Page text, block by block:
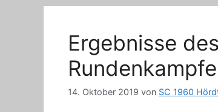
Ergebnisse
14. Oktober 2019 von SC 1960